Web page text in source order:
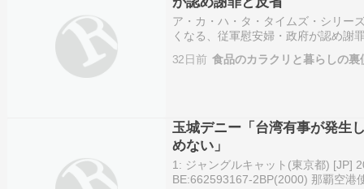
ア・カ・ハ・タ・タイムズ・シリー
くなる、従軍慰安婦・政府が認め謝
ーナーです！ この国のアジア外交
関与の下に、多数の女性の名誉と尊
32日前 食品のカラクリと暮らしの裏
玉城デニー「台湾有事が発生
めない」
1: ジャングルキャット(東京都) [JP]
BE:662593167-2BP(2000) 那覇空港